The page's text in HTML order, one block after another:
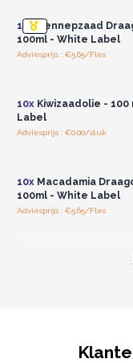
10xHennepzaad
100ml - White Label
Adviesprijs : €5.65/Fles
10xKiwizaadolie - 100
Label
Adviesprijs : €0.00/stuk
10xMacadamia
100ml - White Label
Adviesprijs : €5.65/Fles